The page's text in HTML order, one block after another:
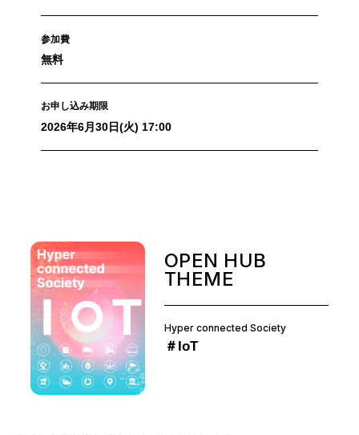
参加費
無料
お申し込み期限
2026年6月30日(火) 17:00
OPEN HUB
THEME
Hyper connected Society
＃IoT